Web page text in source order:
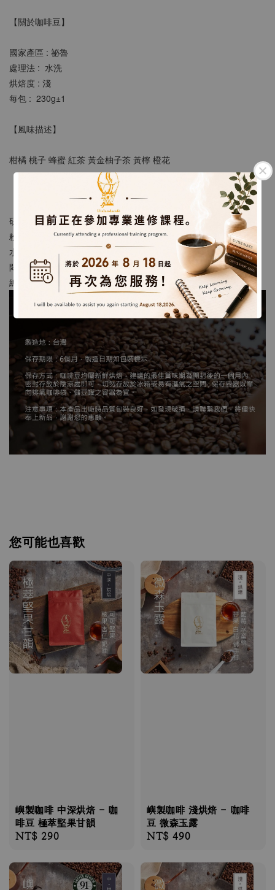
【關於咖啡豆】
國家產區 : 祕魯
處理法 :  水洗
烘焙度 : 淺
每包 :  230g±1
【風味描述】
柑橘 桃子 蜂蜜 紅茶 黃金柚子茶 黃檸 橙花
研 磨 : 類似二號砂糖粗細
粉 水 比 : 1:15 ~ 18
水 溫 : 90 ~ 93度
悶蒸時間 : 30秒
總 時 間 : 以20g粉為例，大約2~3分
您可能也喜歡
嶼製咖啡 中深烘焙 - 咖
啡豆 極萃堅果甘韻
Regular
NT$ 290
嶼製咖啡 淺烘焙 - 咖啡
豆 微森玉露
Regular
NT$ 490